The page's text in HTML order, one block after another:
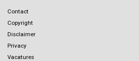
Contact
Copyright
Disclaimer
Privacy
Vacatures